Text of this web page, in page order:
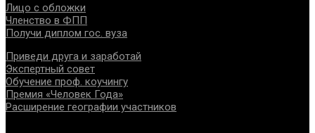
Лицо с обложки
Членство в ФПП
Получи диплом гос. вуза
Приведи друга и заработай
Экспертный совет
Обучение проф. коучингу
Премия «Человек Года»
Расширение географии участников